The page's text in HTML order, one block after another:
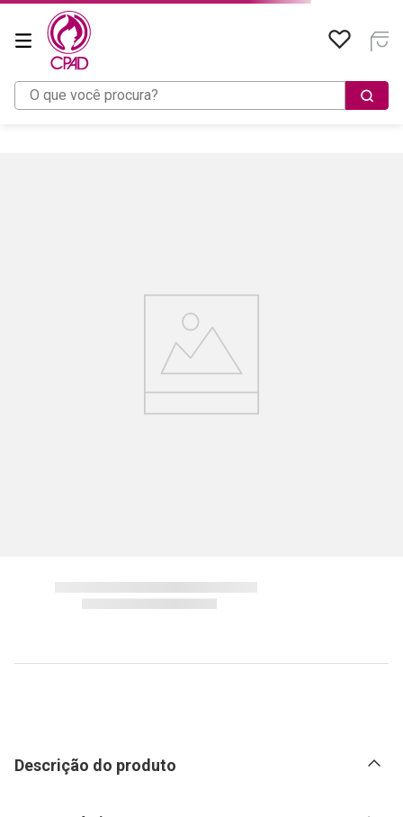
O que você procura?
Descrição do produto